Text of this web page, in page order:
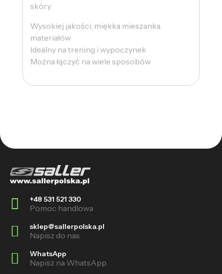
skóry.
Wysokiej jakości, miękka mieszanka
materiałów
Idealny na trening i wypoczynek
Można łączyć na wiele sposobów
+48 531 521 330
Pomoc handlowa
sklep@sallerpolska.pl
Napisz do nas
WhatsApp
Napisz na WhatsApp